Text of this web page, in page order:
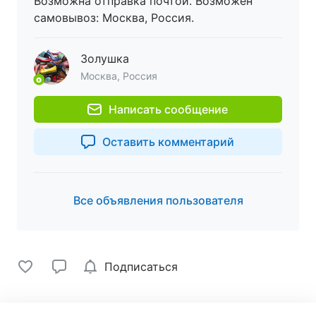
самовывоз: Москва, Россия.
Золушка
Москва, Россия
Написать сообщение
Оставить комментарий
Все объявления пользователя
Подписаться